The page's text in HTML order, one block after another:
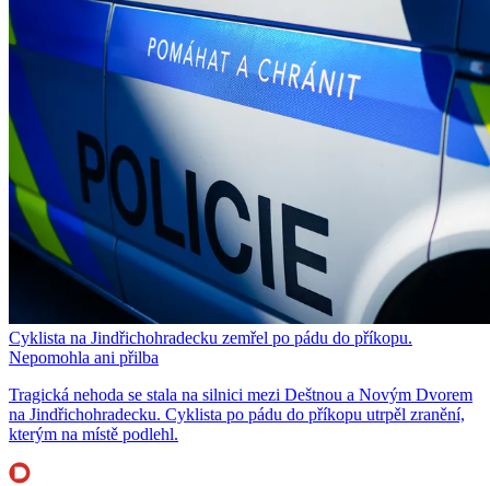
Cyklista na Jindřichohradecku zemřel po pádu do příkopu.
Nepomohla ani přilba
Tragická nehoda se stala na silnici mezi Deštnou a Novým Dvorem
na Jindřichohradecku. Cyklista po pádu do příkopu utrpěl zranění,
kterým na místě podlehl.